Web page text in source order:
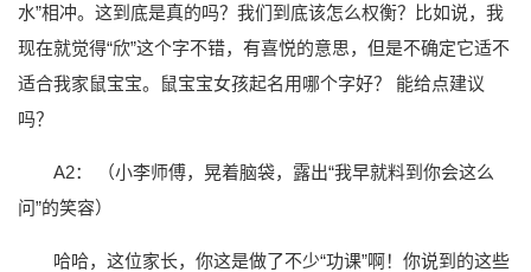
水”相冲。这到底是真的吗？我们到底该怎么权衡？比如说，我
现在就觉得“欣”这个字不错，有喜悦的意思，但是不确定它适不
适合我家鼠宝宝。鼠宝宝女孩起名用哪个字好？ 能给点建议
吗？
A2： （小李师傅，晃着脑袋，露出“我早就料到你会这么
问”的笑容）
哈哈，这位家长，你这是做了不少“功课”啊！你说到的这些